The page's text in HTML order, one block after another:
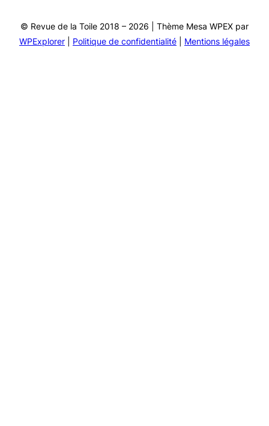
© Revue de la Toile 2018 – 2026 | Thème Mesa WPEX par
WPExplorer
Politique de confidentialité Mentions légales